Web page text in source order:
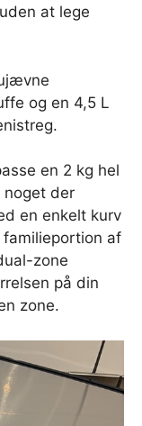
at lege
og en 4,5 L
en 2 kg hel
noget der
en enkelt kurv
af
zone
på din
zone.